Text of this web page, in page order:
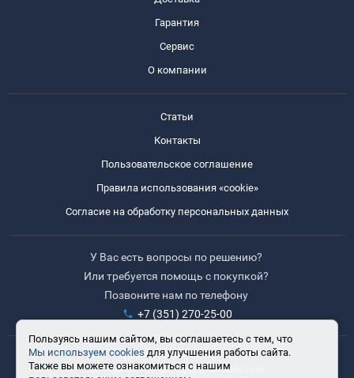
Гарантия
Сервис
О компании
Статьи
Контакты
Пользовательское соглашение
Правила использования «cookie»
Согласие на обработку персональных данных
У Вас есть вопросы по решению?
Или требуется помощь с покупкой?
Позвоните нам по телефону
+7 (351) 270-25-00
Время работы: 8:30-17:30
Выходные: сб, вс, праздничные дни
Пользуясь нашим сайтом, вы соглашаетесь с тем, что
Мы используем cookies для улучшения работы сайта.
Также вы можете ознакомиться с нашим